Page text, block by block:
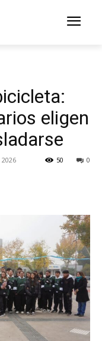
eligen
0
50